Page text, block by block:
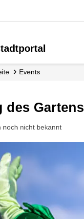
Events
des Gartens
noch nicht bekannt